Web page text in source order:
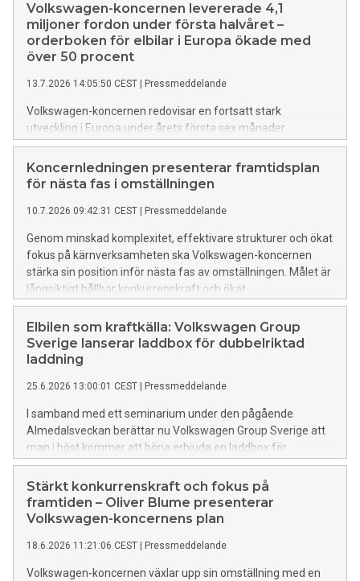
Volkswagen-koncernen levererade 4,1
miljoner fordon under första halvåret –
orderboken för elbilar i Europa ökade med
över 50 procent
13.7.2026 14:05:50 CEST Pressmeddelande
Volkswagen-koncernen redovisar en fortsatt stark
utveckling i Europa under årets första sex månader.
Orderstocken för helelektriska fordon har ökat med över 50
procent sedan årsskiftet och koncernen befäster sin
position som marknadsledare för elbilar i Europa.
Koncernledningen presenterar framtidsplan
för nästa fas i omställningen
10.7.2026 09:42:31 CEST Pressmeddelande
Genom minskad komplexitet, effektivare strukturer och ökat
fokus på kärnverksamheten ska Volkswagen-koncernen
stärka sin position inför nästa fas av omställningen. Målet är
långsiktigt hållbar konkurrenskraft och ökat
handlingsutrymme för framtida investeringar.
Elbilen som kraftkälla: Volkswagen Group
Sverige lanserar laddbox för dubbelriktad
laddning
25.6.2026 13:00:01 CEST Pressmeddelande
I samband med ett seminarium under den pågående
Almedalsveckan berättar nu Volkswagen Group Sverige att
man i höst kommer att börja erbjuda en laddbox för
dubbelriktad laddning.
Stärkt konkurrenskraft och fokus på
framtiden – Oliver Blume presenterar
Volkswagen-koncernens plan
18.6.2026 11:21:06 CEST Pressmeddelande
Volkswagen-koncernen växlar upp sin omställning med en